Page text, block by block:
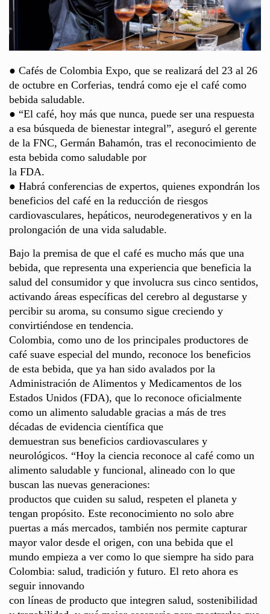
● Cafés de Colombia Expo, que se realizará del 23 al 26
de octubre en Corferias, tendrá como eje el café como
bebida saludable.
● “El café, hoy más que nunca, puede ser una respuesta
a esa búsqueda de bienestar integral”, aseguró el gerente
de la FNC, Germán Bahamón, tras el reconocimiento de
esta bebida como saludable por
la FDA.
● Habrá conferencias de expertos, quienes expondrán los
beneficios del café en la reducción de riesgos
cardiovasculares, hepáticos, neurodegenerativos y en la
prolongación de una vida saludable.
Bajo la premisa de que el café es mucho más que una
bebida, que representa una experiencia que beneficia la
salud del consumidor y que involucra sus cinco sentidos,
activando áreas específicas del cerebro al degustarse y
percibir su aroma, su consumo sigue creciendo y
convirtiéndose en tendencia.
Colombia, como uno de los principales productores de
café suave especial del mundo, reconoce los beneficios
de esta bebida, que ya han sido avalados por la
Administración de Alimentos y Medicamentos de los
Estados Unidos (FDA), que lo reconoce oficialmente
como un alimento saludable gracias a más de tres
décadas de evidencia científica que
demuestran sus beneficios cardiovasculares y
neurológicos. “Hoy la ciencia reconoce al café como un
alimento saludable y funcional, alineado con lo que
buscan las nuevas generaciones:
productos que cuiden su salud, respeten el planeta y
tengan propósito. Este reconocimiento no solo abre
puertas a más mercados, también nos permite capturar
mayor valor desde el origen, con una bebida que el
mundo empieza a ver como lo que siempre ha sido para
Colombia: salud, tradición y futuro. El reto ahora es
seguir innovando
con líneas de producto que integren salud, sostenibilidad